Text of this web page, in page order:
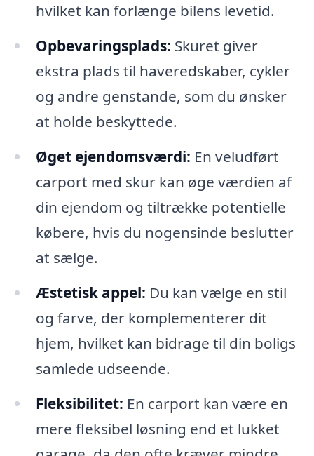
hvilket kan forlænge bilens levetid.
Opbevaringsplads: Skuret giver
ekstra plads til haveredskaber, cykler
og andre genstande, som du ønsker
at holde beskyttede.
Øget ejendomsværdi: En veludført
carport med skur kan øge værdien af
din ejendom og tiltrække potentielle
købere, hvis du nogensinde beslutter
at sælge.
Æstetisk appel: Du kan vælge en stil
og farve, der komplementerer dit
hjem, hvilket kan bidrage til din boligs
samlede udseende.
Fleksibilitet: En carport kan være en
mere fleksibel løsning end et lukket